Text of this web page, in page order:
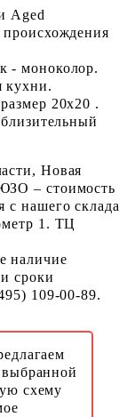
Aged
- моноколор.
кухни.
20x20 .
Новая
– стоимость
с нашего склада
1. ТЦ
наличие
сроки
109-00-89.
схему